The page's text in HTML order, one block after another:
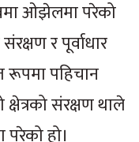
ओझेलमा परेको
र पूर्वाधार
रूपमा पहिचान
संरक्षण थाले